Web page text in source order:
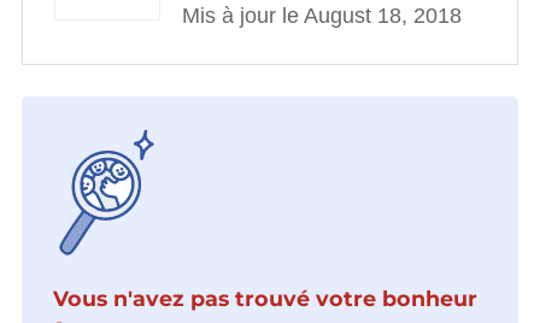
Mis à jour le August 18, 2018
Vous n'avez pas trouvé votre bonheur